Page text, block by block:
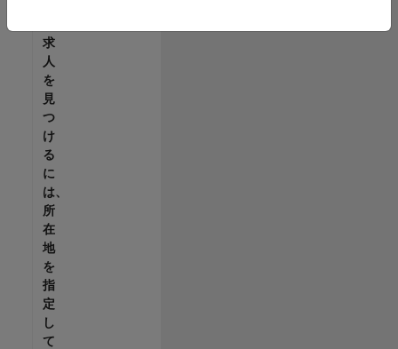
求
人
を
見
つ
け
る
に
は、
所
在
地
を
指
定
し
て